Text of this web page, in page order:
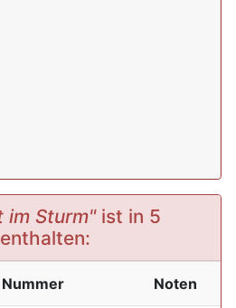
im Sturm"ist in 5
Nummer Noten